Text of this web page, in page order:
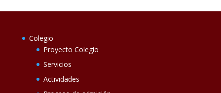
Colegio
Proyecto Colegio
Servicios
Actividades